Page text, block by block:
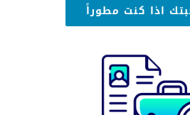
اذا كنت مطوراً